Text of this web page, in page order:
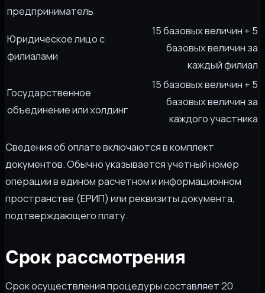
предприниматель
Юридическое лицо с
филиалами
15 базовых величин + 5
базовых величин за
каждый филиал
Государственное
объединение или холдинг
15 базовых величин + 5
базовых величин за
каждого участника
Сведения об оплате включаются в комплект
документов. Обычно указывается учетный номер
операции в едином расчетном и информационном
пространстве (ЕРИП) или реквизиты документа,
подтверждающего плату.
Срок рассмотрения
Срок осуществления процедуры составляет 20